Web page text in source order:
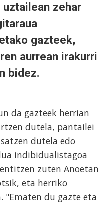
uztailean zehar
gazteek,
aurrean irakurri
bidez.
da gazteek herrian
dutela, pantailei
dutela edo
indibidualistagoa
zuten Anoetan
eta herriko
"Ematen du gazte eta